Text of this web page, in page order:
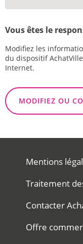
Vous êtes le
Modifiez les
du dispositif
Internet.
MODIFIEZ OU
Mentions
Traitement
Contacter
Offre